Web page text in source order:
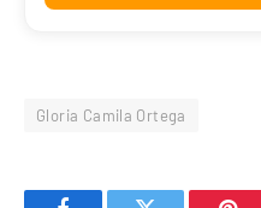
Gloria Camila Ortega